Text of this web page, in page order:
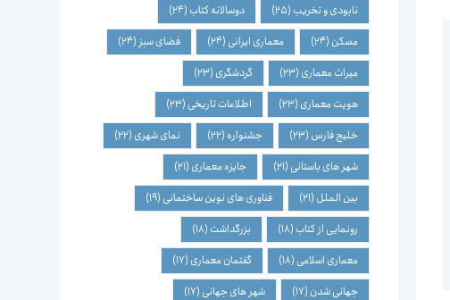
نابودی و تخریب (25) دوسالانه کتاب (24)
مسکن (24) معماری ایرانی (24) فضای سبز (24)
میراث معماری (23) گردشگری (23)
هویت معماری (23) اطلاعات تاریخی (23)
خلیج فارس (23) جشنواره (22) نمای شهری (22)
شهر های باستانی (21) جایزه معماری (21)
بین الملل (21) فناوری های نوین ساختمانی (19)
رونمایی از کتاب (18) بزرگداشت (18)
معماری اسلامی (18) گفتمان معماری (17)
جهانی شدن (17) شهر های جهانی (17)